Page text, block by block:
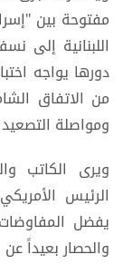
مفتوحة بين
اللبنانية إلى
دورها يواجه
من الاتفاق
ومواصلة
ويرى الكاتب
الرئيس
يفضل
والحصار بعيداً